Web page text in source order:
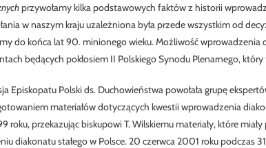
przywołamy kilka podstawowych faktów z historii
w naszym kraju uzależniona była przede wszystkim od
do końca lat 90. minionego wieku. Możliwość wprowadzenia
będących pokłosiem II Polskiego Synodu Plenarnego, który
Episkopatu Polski ds. Duchowieństwa powołała grupę
materiałów dotyczących kwestii wprowadzenia
roku, przekazując biskupowi T. Wilskiemu materiały, które
diakonatu stałego w Polsce. 20 czerwca 2001 roku podczas